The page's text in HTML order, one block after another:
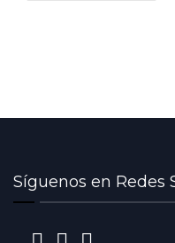
Síguenos en Redes